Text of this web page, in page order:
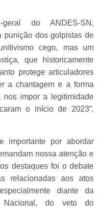
geral do ANDES-SN,
punição dos golpistas de
cego, mas um
que historicamente
protege articuladores
a chantagem e a forma
impor a legitimidade
o início de 2023”,
importante por abordar
nossa atenção e
destaques foi o debate
relacionadas aos atos
diante da
Nacional, do veto do